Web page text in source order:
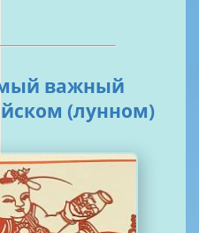
важный
(лунном)